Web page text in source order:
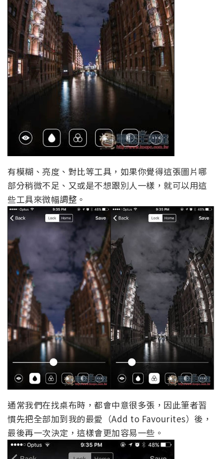
有模糊、亮度、對比等工具，如果你覺得這張圖片哪
部分稍微不足、又或是不想跟別人一樣，就可以用這
些工具來微幅調整。
通常我們在找桌布時，都會中意很多張，因此筆者習
慣先把全部加到我的最愛（Add to Favourites）後，
最後再一次決定，這樣會更加容易一些。